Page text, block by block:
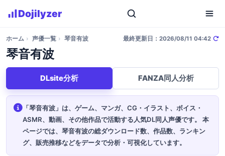
Dojilyzer
ホーム › 声優一覧 › 琴音有波 最終更新日：2026/08/11 04:42
琴音有波
DLsite分析 FANZA同人分析
「琴音有波」は、ゲーム、マンガ、CG・イラスト、ボイス・
ASMR、動画、その他作品で活動する人気DL同人声優です。
本
ページでは、琴音有波の総ダウンロード数、作品数、ランキン
グ、販売推移などをデータで分析・可視化しています。